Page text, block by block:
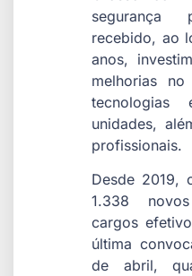
recebido, ao
anos,
melhorias no
tecnologias
unidades,
profissionais.
Desde 2019,
1.338
cargos
última
de abril,